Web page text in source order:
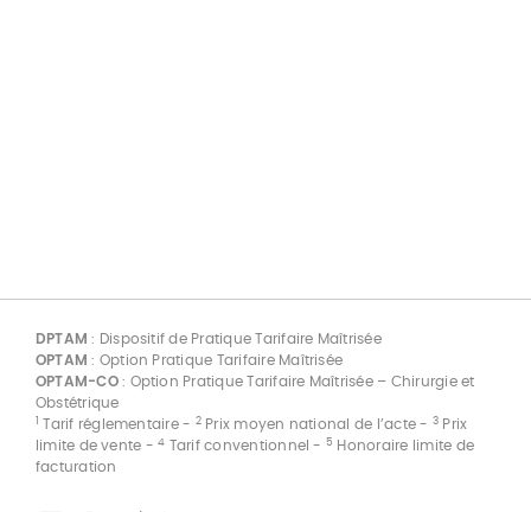
DPTAM: Dispositif de Pratique Tarifaire Maîtrisée
OPTAM: Option Pratique Tarifaire Maîtrisée
OPTAM-CO: Option Pratique Tarifaire Maîtrisée – Chirurgie et
Obstétrique
1 Tarif réglementaire - 2Prix moyen national de l’acte - 3 Prix
limite de vente -4 Tarif conventionnel - 5 Honoraire limite de
facturation